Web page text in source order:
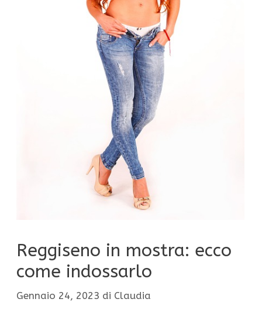
Reggiseno in mostra: ecco
come indossarlo
Gennaio 24, 2023 di Claudia